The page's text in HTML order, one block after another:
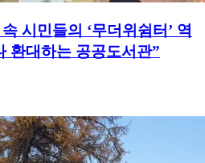
시민들의 ‘무더위쉼터’ 역
환대하는 공공도서관”